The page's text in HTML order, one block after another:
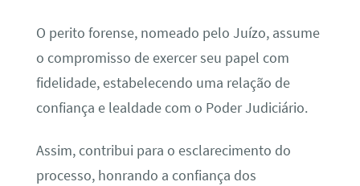
O perito forense, nomeado pelo Juízo, assume
o compromisso de exercer seu papel com
fidelidade, estabelecendo uma relação de
confiança e lealdade com o Poder Judiciário.
Assim, contribui para o esclarecimento do
processo, honrando a confiança dos